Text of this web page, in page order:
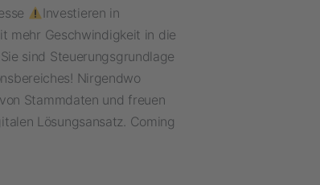
Investieren in
mehr Geschwindigkeit in die
sind Steuerungsgrundlage
Nirgendwo
Stammdaten und freuen
Lösungsansatz. Coming